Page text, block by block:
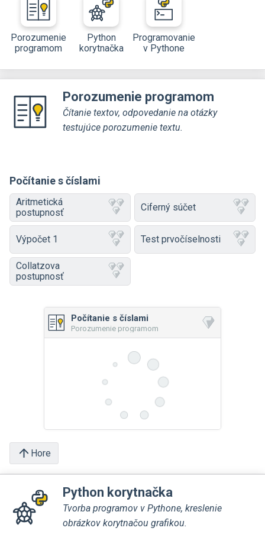
Porozumenie
programom
Python
korytnačka
Programovanie
v Pythone
Porozumenie programom
Čítanie textov, odpovedanie na otázky
testujúce porozumenie textu.
Počítanie s číslami
Aritmetická
postupnosť
Ciferný súčet
Výpočet 1 Test prvočíselnosti
Collatzova
postupnosť
Počítanie s číslami
Porozumenie programom
Hore
Python korytnačka
Tvorba programov v Pythone, kreslenie
obrázkov korytnačou grafikou.